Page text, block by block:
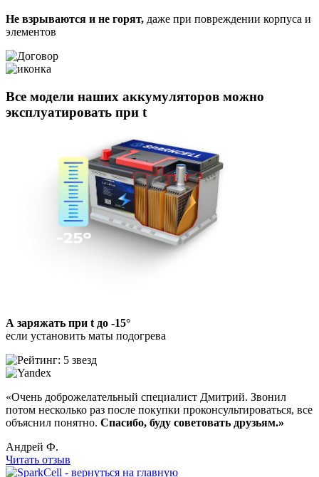
Не взрываются и не горят, даже при повреждении корпуса и
элементов
Все модели наших аккумуляторов можно
эксплуатировать при t
А заряжать при t до -15°
если установить маты подогрева
«Очень доброжелательный cпециалист Дмитрий. Звонил
потом несколько раз после покупки проконсультироваться, все
объяснил понятно. Спасибо, буду советовать друзьям.»
Андрей Ф.
Читать отзыв